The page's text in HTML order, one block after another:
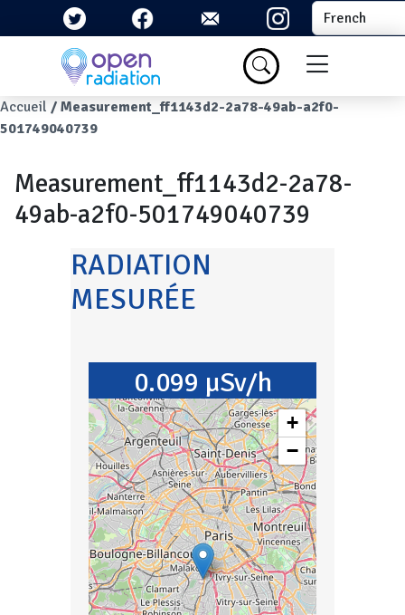
Aller au contenu principal Select your
Menu du
Fil d'Ariane
Accueil
Measurement_ff1143d2-2a78-49ab-a2f0-
501749040739
Measurement_ff1143d2-2a78-
49ab-a2f0-501749040739
RADIATION
MESURÉE
0.099 µSv/h
+
−